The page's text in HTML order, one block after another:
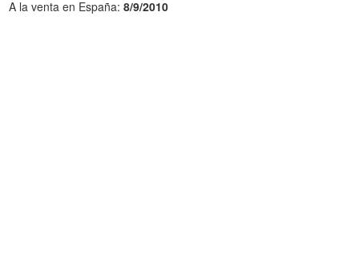
A la venta en España:8/9/2010